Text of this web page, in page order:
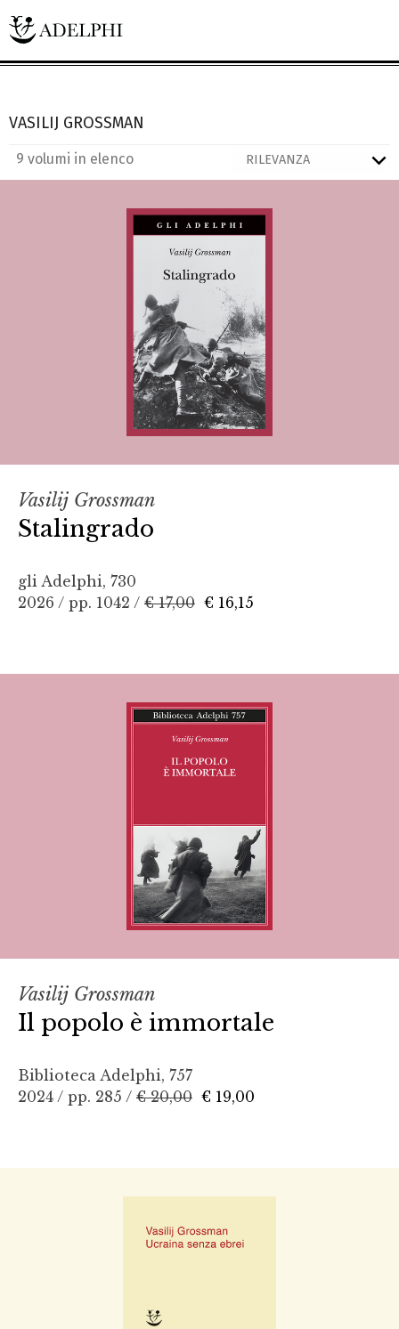
VASILIJ GROSSMAN
9 volumi in elenco
Vasilij Grossman
Stalingrado
gli Adelphi, 730
2026 / pp. 1042 / € 17,00 € 16,15
Vasilij Grossman
Il popolo è immortale
Biblioteca Adelphi, 757
2024 / pp. 285 / € 20,00 € 19,00